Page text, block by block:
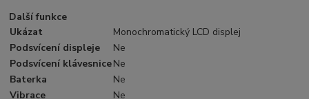
Další funkce
Ukázat
Monochromatický LCD displej
Podsvícení displeje
Ne
Podsvícení klávesniceNe
Baterka
Ne
Vibrace
Ne